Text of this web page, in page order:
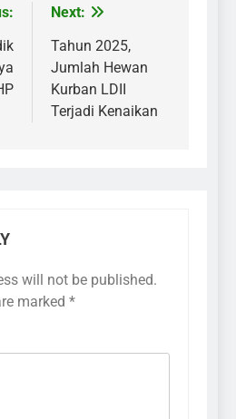
Next:
Tahun 2025,
Jumlah Hewan
Kurban LDII
Terjadi Kenaikan
will not be published.
marked *